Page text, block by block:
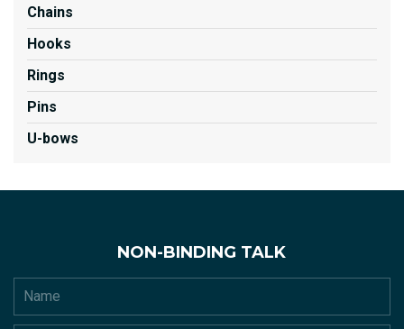
Chains
Hooks
Rings
Pins
U-bows
NON-BINDING TALK